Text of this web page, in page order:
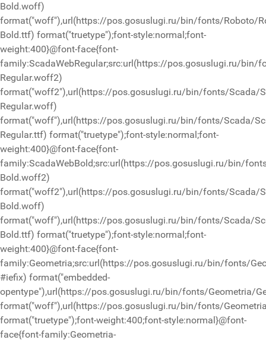
Bold.woff)
format("woff"),url(https://pos.gosuslugi.ru/bin/fonts/Roboto/
Bold.ttf) format("truetype");font-style:normal;font-
weight:400}@font-face{font-
family:ScadaWebRegular;src:url(https://pos.gosuslugi.ru/bin/
Regular.woff2)
format("woff2"),url(https://pos.gosuslugi.ru/bin/fonts/Scada/
Regular.woff)
format("woff"),url(https://pos.gosuslugi.ru/bin/fonts/Scada/
Regular.ttf) format("truetype");font-style:normal;font-
weight:400}@font-face{font-
family:ScadaWebBold;src:url(https://pos.gosuslugi.ru/bin/
Bold.woff2)
format("woff2"),url(https://pos.gosuslugi.ru/bin/fonts/Scada/
Bold.woff)
format("woff"),url(https://pos.gosuslugi.ru/bin/fonts/Scada/
Bold.ttf) format("truetype");font-style:normal;font-
weight:400}@font-face{font-
family:Geometria;src:url(https://pos.gosuslugi.ru/bin/fonts/
#iefix) format("embedded-
opentype"),url(https://pos.gosuslugi.ru/bin/fonts/Geometria/
format("woff"),url(https://pos.gosuslugi.ru/bin/fonts/
format("truetype");font-weight:400;font-style:normal}@font-
face{font-family:Geometria-